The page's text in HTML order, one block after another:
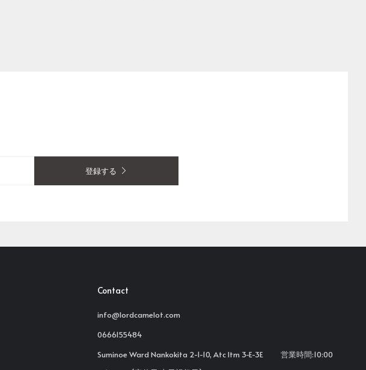
登録する
Contact
info@lordcamelot.com
0666155484
Suminoe Ward Nankokita 2-1-10, Atc Itm 3-E-3E 営業時間:10:00